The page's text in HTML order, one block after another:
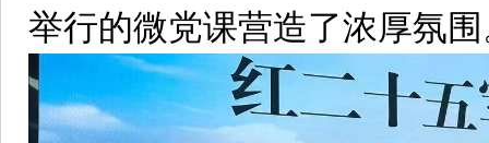
举行的微党课营造了浓厚氛